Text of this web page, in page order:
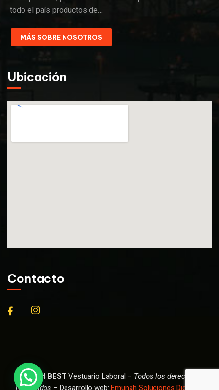
todo el país productos de…
MÁS SOBRE NOSOTROS
Ubicación
Contacto
© 2024 BEST Vestuario Laboral – Todos los derechos
reservados – Desarrollo web: Emunah Soluciones Digitales